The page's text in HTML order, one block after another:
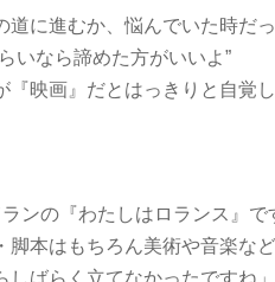
に進むか、悩んでいた時だ
いなら諦めた方がいいよ”
映画』だとはっきりと自覚
ンの『わたしはロランス』で
本はもちろん美術や音楽な
ばらく立てなかったですね」